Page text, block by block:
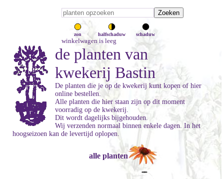
zon halfschaduw schaduw
winkelwagen is leeg
de planten van
kwekerij Bastin
De planten die je op de kwekerij kunt kopen of hier
online bestellen.
Alle planten die hier staan zijn op dit moment
voorradig op de kwekerij.
Dit wordt dagelijks bijgehouden.
Wij verzenden normaal binnen enkele dagen. In het
hoogseizoen kan de levertijd oplopen.
alle planten